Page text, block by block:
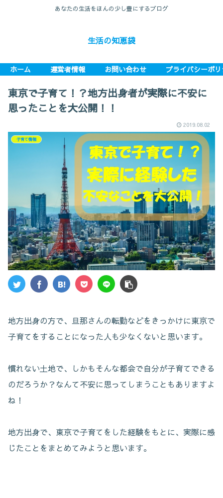
あなたの生活をほんの少し豊にするブログ
生活の知恵袋
ホーム 運営者情報 お問い合わせ プライバシーポ
東京で子育て！？地方出身者が実際に不安に
思ったことを大公開！！
2019.08.02
子育て情報
地方出身の方で、旦那さんの転勤などをきっかけに東京で
子育てをすることになった人も少なくないと思います。
慣れない土地で、しかもそんな都会で自分が子育てできる
のだろうか？なんて不安に思ってしまうこともありますよ
ね！
地方出身で、東京で子育てをした経験をもとに、実際に感
じたことをまとめてみようと思います。